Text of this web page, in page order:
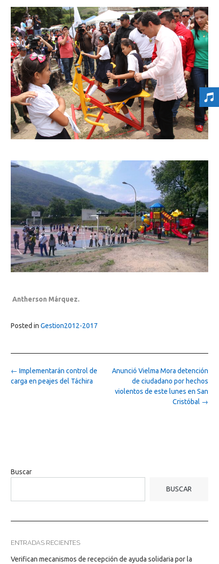
Antherson Márquez.
Posted in Gestion2012-2017
Post
navigation
Anunció Vielma Mora detención
de ciudadano por hechos
violentos de este lunes en San
Cristóbal →
← Implementarán control de
carga en peajes del Táchira
Buscar
BUSCAR
ENTRADAS RECIENTES
Verifican mecanismos de recepción de ayuda solidaria por la